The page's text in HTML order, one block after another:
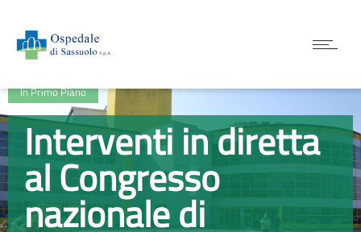
In Primo Piano
Interventi in diretta
al Congresso
nazionale di